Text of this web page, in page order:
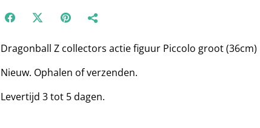
Dragonball Z collectors actie figuur Piccolo groot (36cm)
Nieuw. Ophalen of verzenden.
Levertijd 3 tot 5 dagen.